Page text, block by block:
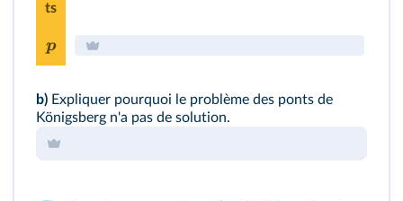
ts
p
b) Expliquer pourquoi le problème des ponts de
Königsberg n'a pas de solution.